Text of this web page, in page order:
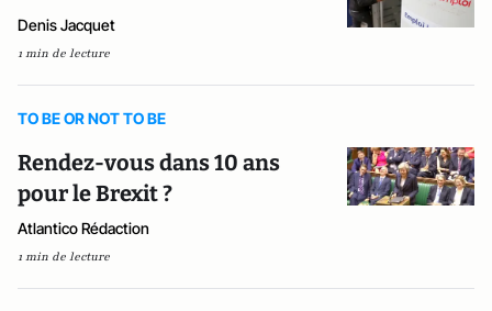
Denis Jacquet
1 min de lecture
TO BE OR NOT TO BE
Rendez-vous dans 10 ans
pour le Brexit ?
Atlantico Rédaction
1 min de lecture